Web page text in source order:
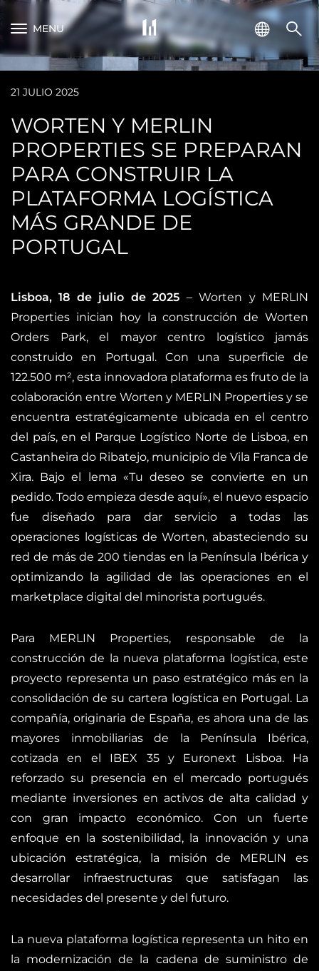
MENU
21 JULIO 2025
WORTEN Y MERLIN
PROPERTIES SE PREPARAN
PARA CONSTRUIR LA
PLATAFORMA LOGÍSTICA
MÁS GRANDE DE
PORTUGAL
Lisboa, 18 de julio de 2025 – Worten y MERLIN
Properties inician hoy la construcción de Worten
Orders Park, el mayor centro logístico jamás
construido en Portugal. Con una superficie de
122.500 m², esta innovadora plataforma es fruto de la
colaboración entre Worten y MERLIN Properties y se
encuentra estratégicamente ubicada en el centro
del país, en el Parque Logístico Norte de Lisboa, en
Castanheira do Ribatejo, municipio de Vila Franca de
Xira. Bajo el lema «Tu deseo se convierte en un
pedido. Todo empieza desde aquí», el nuevo espacio
fue diseñado para dar servicio a todas las
operaciones logísticas de Worten, abasteciendo su
red de más de 200 tiendas en la Península Ibérica y
optimizando la agilidad de las operaciones en el
marketplace digital del minorista portugués.
Para MERLIN Properties, responsable de la
construcción de la nueva plataforma logística, este
proyecto representa un paso estratégico más en la
consolidación de su cartera logística en Portugal. La
compañía, originaria de España, es ahora una de las
mayores inmobiliarias de la Península Ibérica,
cotizada en el IBEX 35 y Euronext Lisboa. Ha
reforzado su presencia en el mercado portugués
mediante inversiones en activos de alta calidad y
con gran impacto económico. Con un fuerte
enfoque en la sostenibilidad, la innovación y una
ubicación estratégica, la misión de MERLIN es
desarrollar infraestructuras que satisfagan las
necesidades del presente y del futuro.
La nueva plataforma logística representa un hito en
la modernización de la cadena de suministro de